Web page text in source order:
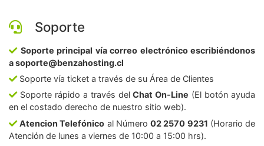
Soporte
Soporte principal vía correo electrónico escribiéndonos
a soporte@benzahosting.cl
Soporte vía ticket a través de su Área de Clientes
Soporte rápido a través delChat On-Line (El botón ayuda
en el costado derecho de nuestro sitio web).
Atencion Telefónico al Número02 2570 9231 (Horario de
Atención de lunes a viernes de 10:00 a 15:00 hrs).